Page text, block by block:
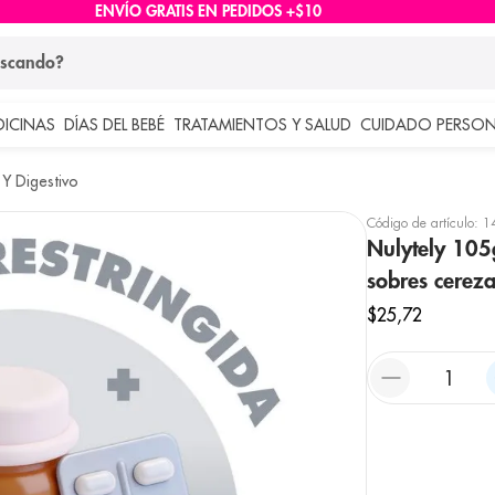
ENVÍO GRATIS EN PEDIDOS +$10
DÍAS DEL BEBÉ TRATAMIENTOS Y SALUD CUIDADO
Digestivo
Código de artículo:
Nulytely
sobres cereza
$25,72
buscados